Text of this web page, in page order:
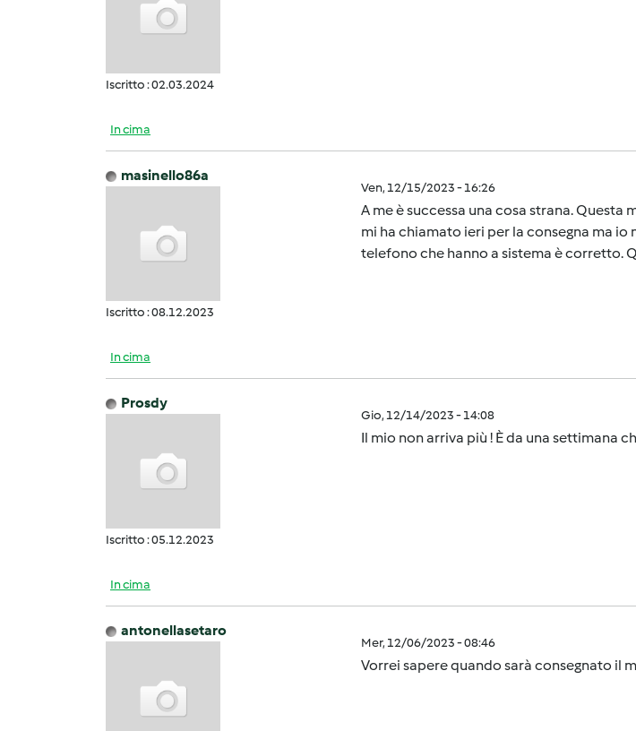
Iscritto : 02.03.2024
In cima
masinello86a
Iscritto : 08.12.2023
Ven, 12/15/2023 - 16:26
A me è successa una cosa strana.
mi ha chiamato ieri per la consegna ma
telefono che hanno a sistema è corretto.
In cima
Prosdy
Iscritto : 05.12.2023
Gio, 12/14/2023 - 14:08
Il mio non arriva più ! È da una settimana
In cima
antonellasetaro
Mer, 12/06/2023 - 08:46
Vorrei sapere quando sarà consegnato il